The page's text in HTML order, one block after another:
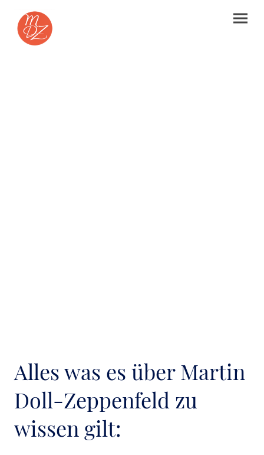
Alles was es über Martin
Doll-Zeppenfeld zu
wissen gilt: